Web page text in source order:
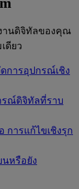
านดิจิทัลของคุณ
ดียว
การอุปกรณ์เชิง
รณ์ดิจิทัลที่ราบ
การแก้ไขเชิงรุก
นหรือยัง